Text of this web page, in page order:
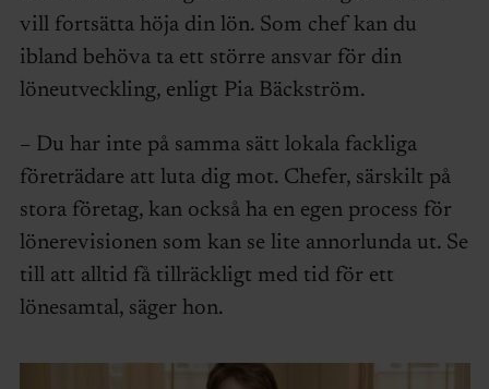
vill fortsätta höja din lön. Som chef kan du
ibland behöva ta ett större ansvar för din
löneutveckling, enligt Pia Bäckström.
– Du har inte på samma sätt lokala fackliga
företrädare att luta dig mot. Chefer, särskilt på
stora företag, kan också ha en egen process för
lönerevisionen som kan se lite annorlunda ut. Se
till att alltid få tillräckligt med tid för ett
lönesamtal, säger hon.